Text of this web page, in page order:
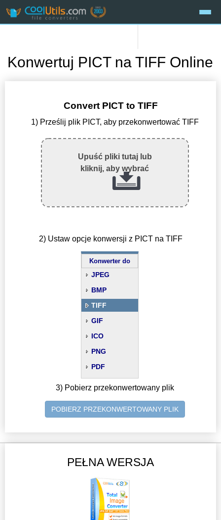
Konwertuj PICT na TIFF Online
Convert PICT to TIFF
1) Prześlij plik PICT, aby przekonwertować TIFF
Upuść pliki tutaj lub
kliknij, aby wybrać
2) Ustaw opcje konwersji z PICT na TIFF
Konwerter do
JPEG
BMP
TIFF
GIF
ICO
PNG
PDF
3) Pobierz przekonwertowany plik
POBIERZ PRZEKONWERTOWANY PLIK
PEŁNA WERSJA